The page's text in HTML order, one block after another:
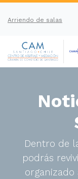
Arriendo de salas
Dentro de
podrás
organizado